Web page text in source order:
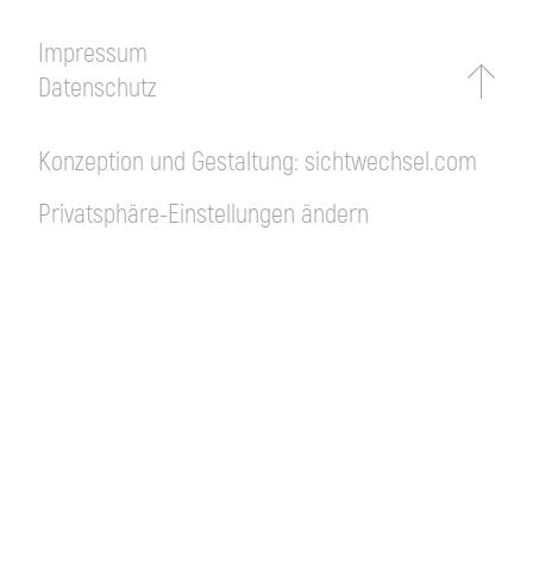
Impressum
Datenschutz
Konzeption und Gestaltung: sichtwechsel.com
Privatsphäre-Einstellungen ändern